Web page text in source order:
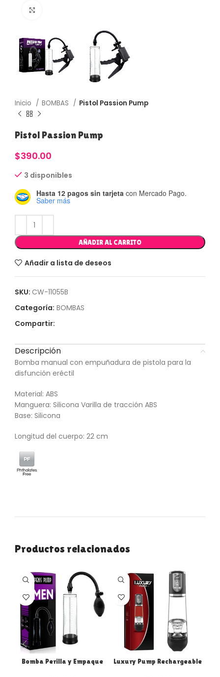
Inicio BOMBAS Pistol Passion Pump
Pistol Passion Pump
$390.00
3 disponibles
Hasta 12 pagos sin tarjeta con Mercado Pago.
Saber más
AÑADIR AL CARRITO
Añadir a lista de deseos
SKU: CW-11055B
Categoría: BOMBAS
Compartir:
Descripción
Bomba manual con empuñadura de pistola para la
disfunción eréctil
Material: ABS
Manguera: Silicona Varilla de tracción ABS
Base: Silicona
Longitud del cuerpo: 22 cm
Productos relacionados
Bomba Perilla y Empaque Luxury Pump Rechargeable